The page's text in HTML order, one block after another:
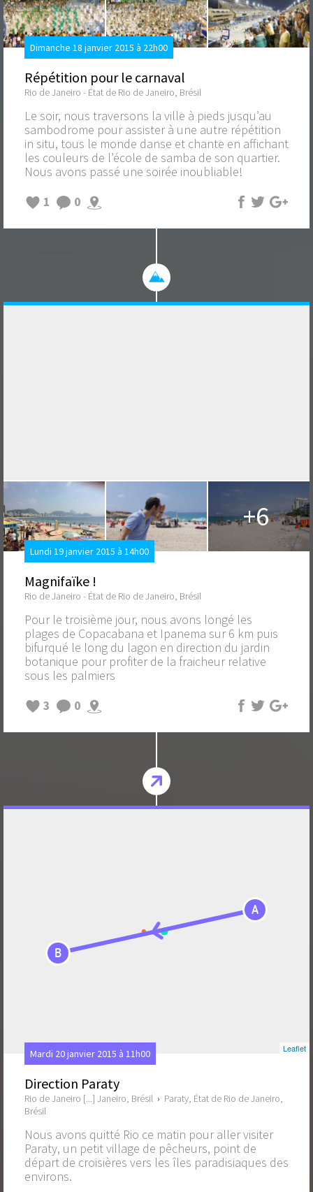
Dimanche 18 janvier 2015 à 22h00
Répétition pour le carnaval
Rio de Janeiro - État de Rio de Janeiro, Brésil
Le soir, nous traversons la ville à pieds jusqu’au
sambodrome pour assister à une autre répétition
in situ, tous le monde danse et chante en affichant
les couleurs de l’école de samba de son quartier.
Nous avons passé une soirée inoubliable!
1
0
+6
Lundi 19 janvier 2015 à 14h00
Magnifaïke !
Rio de Janeiro - État de Rio de Janeiro, Brésil
Pour le troisième jour, nous avons longé les
plages de Copacabana et Ipanema sur 6 km puis
bifurqué le long du lagon en direction du jardin
botanique pour profiter de la fraicheur relative
sous les palmiers
3
0
A
B
Leaflet
Mardi 20 janvier 2015 à 11h00
Direction Paraty
Rio de Janeiro [...] Janeiro, Brésil › Paraty, État de Rio de Janeiro,
Brésil
Nous avons quitté Rio ce matin pour aller visiter
Paraty, un petit village de pêcheurs, point de
départ de croisières vers les îles paradisiaques des
environs.